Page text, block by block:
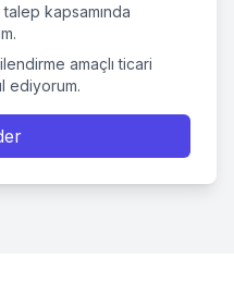
kapsamında
amaçlı ticari
ediyorum.